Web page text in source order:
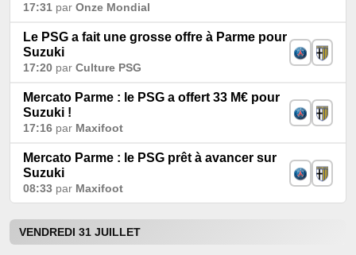
17:31 par Onze Mondial
Le PSG a fait une grosse offre à Parme pour
Suzuki
17:20 par Culture PSG
Mercato Parme : le PSG a offert 33 M€ pour
Suzuki !
17:16 par Maxifoot
Mercato Parme : le PSG prêt à avancer sur
Suzuki
08:33 par Maxifoot
VENDREDI 31 JUILLET